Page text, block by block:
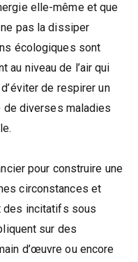
elle-même et que
pas la dissiper
écologiques sont
au niveau de l’air qui
de respirer un
diverses maladies
pour construire une
circonstances et
des incitatifs sous
sur des
d’œuvre ou encore